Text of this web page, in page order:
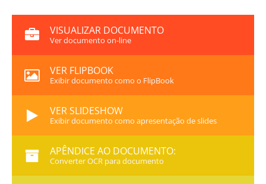
VISUALIZAR DOCUMENTO
Ver documento on-line
VER FLIPBOOK
Exibir documento como o FlipBook
VER SLIDESHOW
Exibir documento como apresentação de slides
APÊNDICE AO DOCUMENTO:
Converter OCR para documento